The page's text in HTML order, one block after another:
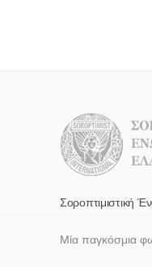
Σοροπτιμιστική
Μία παγκόσμια